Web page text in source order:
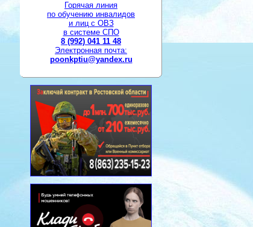
Горячая линия
по обучению инвалидов
и лиц с ОВЗ
в системе СПО
8 (992) 041 11 48
Электронная почта:
poonkptiu@yandex.ru